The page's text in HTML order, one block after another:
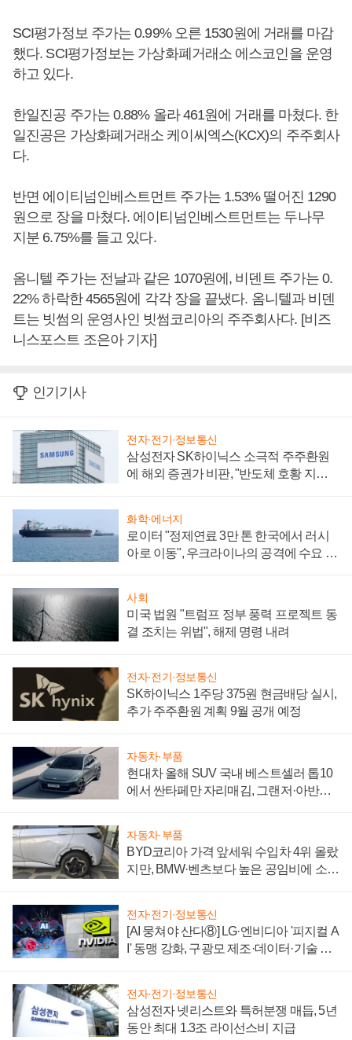
SCI평가정보 주가는 0.99% 오른 1530원에 거래를 마감
했다. SCI평가정보는 가상화폐거래소 에스코인을 운영
하고 있다.
한일진공 주가는 0.88% 올라 461원에 거래를 마쳤다. 한
일진공은 가상화폐거래소 케이씨엑스(KCX)의 주주회사
다.
반면 에이티넘인베스트먼트 주가는 1.53% 떨어진 1290
원으로 장을 마쳤다. 에이티넘인베스트먼트는 두나무
지분 6.75%를 들고 있다.
옴니텔 주가는 전날과 같은 1070원에, 비덴트 주가는 0.
22% 하락한 4565원에 각각 장을 끝냈다. 옴니텔과 비덴
트는 빗썸의 운영사인 빗썸코리아의 주주회사다. [비즈
니스포스트 조은아 기자]
인기기사
전자·전기·정보통신
삼성전자 SK하이닉스 소극적 주주환원
에 해외 증권가 비판, "반도체 호황 지속
화학·에너지
로이터 "정제연료 3만 톤 한국에서 러시
아로 이동", 우크라이나의 공격에 수요 늘
사회
미국 법원 "트럼프 정부 풍력 프로젝트 동
결 조치는 위법", 해제 명령 내려
전자·전기·정보통신
SK하이닉스 1주당 375원 현금배당 실시,
추가 주주환원 계획 9월 공개 예정
자동차·부품
현대차 올해 SUV 국내 베스트셀러 톱10
에서 싼타페만 자리매김, 그랜저·아반떼
자동차·부품
BYD코리아 가격 앞세워 수입차 4위 올랐
지만, BMW·벤츠보다 높은 공임비에 소비
전자·전기·정보통신
[AI 뭉쳐야 산다⑧] LG·엔비디아 '피지컬 A
I' 동맹 강화, 구광모 제조·데이터·기술 결
전자·전기·정보통신
삼성전자 넷리스트와 특허분쟁 매듭, 5년
동안 최대 1.3조 라이선스비 지급